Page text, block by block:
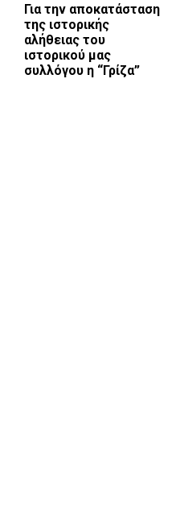
Για την αποκατάσταση
της ιστορικής
αλήθειας του
ιστορικού μας
συλλόγου η “Γρίζα”